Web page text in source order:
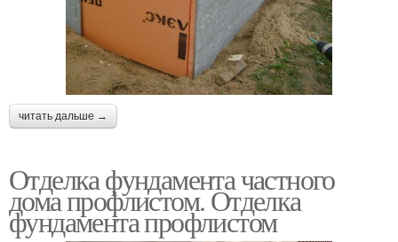
читать дальше →
Отделка фундамента частного
дома профлистом. Отделка
фундамента профлистом